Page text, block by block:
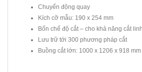
Chuyển động quay
Kích cỡ mẫu: 190 x 254 mm
Bốn chế độ cắt – cho khả năng cắt
Lưu trữ tới 300 phương pháp cắt
Buồng cắt lớn: 1000 x 1206 x 918 mm